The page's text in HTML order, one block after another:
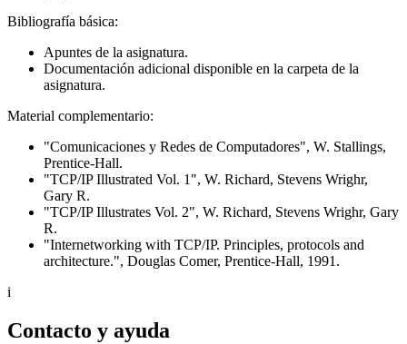
Bibliografía básica:
Apuntes de la asignatura.
Documentación adicional disponible en la carpeta de la
asignatura.
Material complementario:
"Comunicaciones y Redes de Computadores", W. Stallings,
Prentice-Hall.
"TCP/IP Illustrated Vol. 1", W. Richard, Stevens Wrighr,
Gary R.
"TCP/IP Illustrates Vol. 2", W. Richard, Stevens Wrighr, Gary
R.
"Internetworking with TCP/IP. Principles, protocols and
architecture.", Douglas Comer, Prentice-Hall, 1991.
i
Contacto y ayuda